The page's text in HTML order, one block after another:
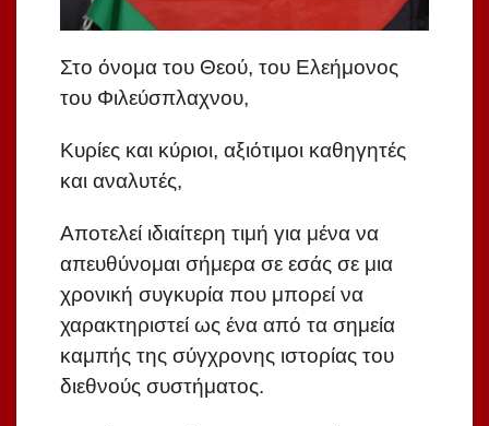
Στο όνομα του Θεού, του Ελεήμονος
του Φιλεύσπλαχνου,
Κυρίες και κύριοι, αξιότιμοι καθηγητές
και αναλυτές,
Αποτελεί ιδιαίτερη τιμή για μένα να
απευθύνομαι σήμερα σε εσάς σε μια
χρονική συγκυρία που μπορεί να
χαρακτηριστεί ως ένα από τα σημεία
καμπής της σύγχρονης ιστορίας του
διεθνούς συστήματος.